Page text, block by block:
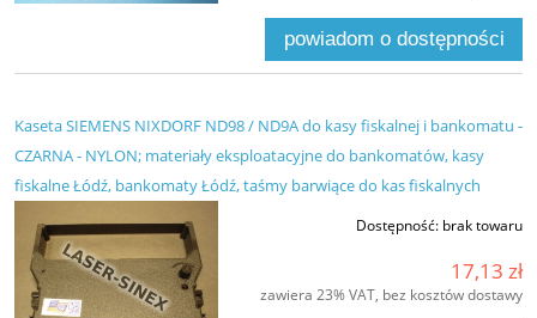
powiadom o dostępności
Kaseta SIEMENS NIXDORF ND98 / ND9A do kasy fiskalnej i bankomatu -
CZARNA - NYLON; materiały eksploatacyjne do bankomatów, kasy
fiskalne Łódź, bankomaty Łódź, taśmy barwiące do kas fiskalnych
Dostępność: brak towaru
17,13 zł
zawiera 23% VAT, bez kosztów dostawy